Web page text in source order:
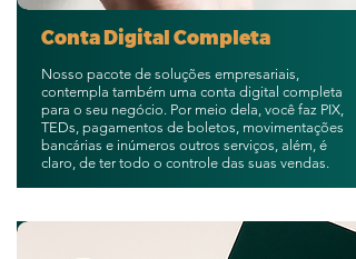
Conta Digital Completa
Nosso pacote de soluções empresariais,
contempla também uma conta digital completa
para o seu negócio. Por meio dela, você faz PIX,
TEDs, pagamentos de boletos, movimentações
bancárias e inúmeros outros serviços, além, é
claro, de ter todo o controle das suas vendas.